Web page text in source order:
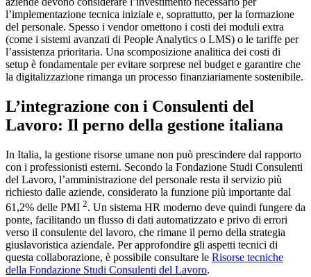
l’implementazione tecnica iniziale e, soprattutto, per la formazione
del personale. Spesso i vendor omettono i costi dei moduli extra
(come i sistemi avanzati di People Analytics o LMS) o le tariffe per
l’assistenza prioritaria. Una scomposizione analitica dei costi di
setup è fondamentale per evitare sorprese nel budget e garantire che
la digitalizzazione rimanga un processo finanziariamente sostenibile.
L’integrazione con i Consulenti del
Lavoro: Il perno della gestione italiana
In Italia, la gestione risorse umane non può prescindere dal rapporto
con i professionisti esterni. Secondo la Fondazione Studi Consulenti
del Lavoro, l’amministrazione del personale resta il servizio più
richiesto dalle aziende, considerato la funzione più importante dal
61,2% delle PMI 2. Un sistema HR moderno deve quindi fungere da
ponte, facilitando un flusso di dati automatizzato e privo di errori
verso il consulente del lavoro, che rimane il perno della strategia
giuslavoristica aziendale. Per approfondire gli aspetti tecnici di
questa collaborazione, è possibile consultare le Risorse tecniche
della Fondazione Studi Consulenti del Lavoro.